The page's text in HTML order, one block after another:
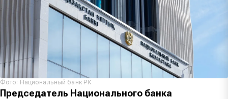
Фото: Национальный банк РК
Председатель Национального банка